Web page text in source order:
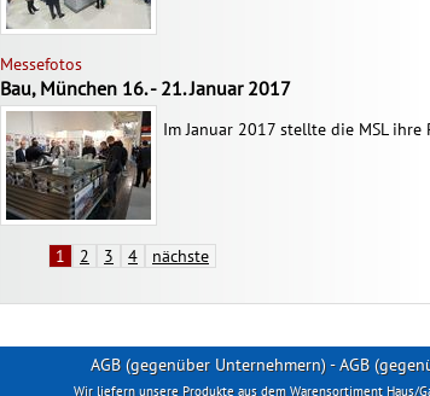
Messefotos
Bau, München 16. - 21. Januar 2017
Im Januar 2017 stellte die MSL
1 2 3 4 nächste
AGB (gegenüber Unternehmern)-AGB
Wir liefern unsere Produkte aus dem Warensortiment Haus/